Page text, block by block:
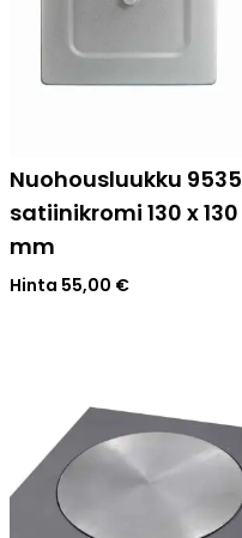
Nuohousluukku 9535
satiinikromi 130 x 130
mm
Hinta 55,00 €